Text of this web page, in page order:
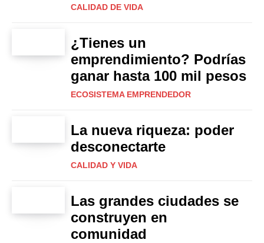
CALIDAD DE VIDA
¿Tienes un
emprendimiento? Podrías
ganar hasta 100 mil pesos
ECOSISTEMA EMPRENDEDOR
La nueva riqueza: poder
desconectarte
CALIDAD Y VIDA
Las grandes ciudades se
construyen en
comunidad